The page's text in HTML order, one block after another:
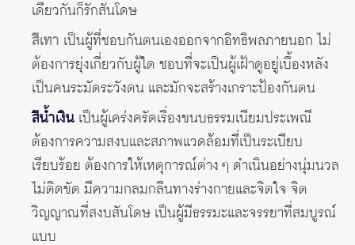
เดียวกันก็รักสันโดษ
สีเทา เป็นผู้ที่ชอบกันตนเองออกจากอิทธิพลภายนอก ไม่
ต้องการยุ่งเกี่ยวกับผู้ใด ชอบที่จะเป็นผู้เฝ้าดูอยู่เบื้องหลัง
เป็นคนระมัดระวังตน และมักจะสร้างเกราะป้องกันตน
สีน้ำเงิน เป็นผู้เคร่งครัดเรื่องขนบธรรมเนียมประเพณี
ต้องการความสงบและสภาพแวดล้อมที่เป็นระเบียบ
เรียบร้อย ต้องการให้เหตุการณ์ต่าง ๆ ดำเนินอย่างนุ่มนวล
ไม่ติดขัด มีความกลมกลืนทางร่างกายและจิตใจ จิต
วิญญาณที่สงบสันโดษ เป็นผู้มีธรรมะและจรรยาที่สมบูรณ์
แบบ